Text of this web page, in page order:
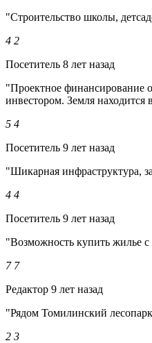
"Строительство школы,
4 2
Посетитель 8 лет назад
"Проектное финансирование
инвестором. Земля находится
5 4
Посетитель 9 лет назад
"Шикарная инфраструктура,
4 4
Посетитель 9 лет назад
"Возможность купить жилье с
7 7
Редактор 9 лет назад
"Рядом Томилинский
2 3